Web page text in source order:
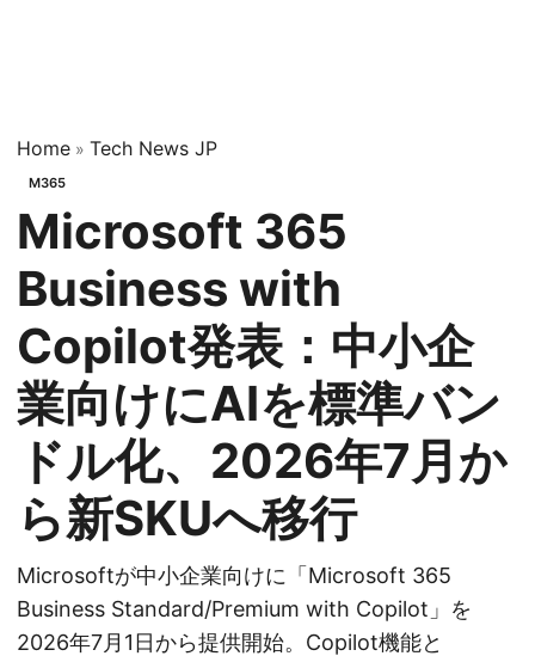
Home » Tech News JP
M365
Microsoft 365
Business with
Copilot発表：中小企
業向けにAIを標準バン
ドル化、2026年7月か
ら新SKUへ移行
Microsoftが中小企業向けに「Microsoft 365
Business Standard/Premium with Copilot」を
2026年7月1日から提供開始。Copilot機能と